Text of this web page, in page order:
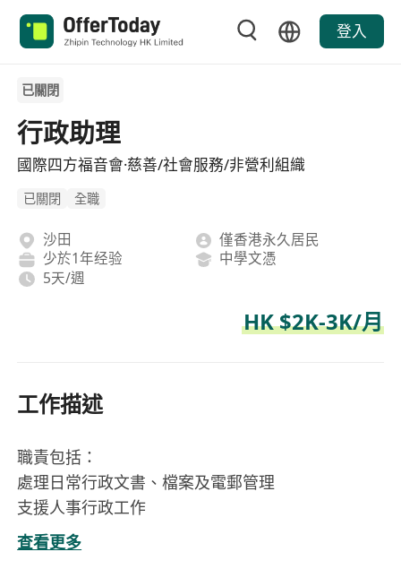
登入
已關閉
行政助理
國際四方福音會·慈善/社會服務/非營利組織
已關閉 全職
沙田
僅香港永久居民
少於1年经验
中學文憑
5天/週
HK $2K-3K/月
工作描述
職責包括：
處理日常行政文書、檔案及電郵管理
支援人事行政工作
協助安排會議及機構活動
其他所指派工作
查看更多